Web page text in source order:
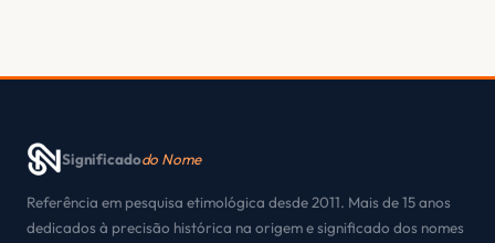
Significadodo Nome
Referência em pesquisa etimológica desde 2011. Mais de 15 anos
dedicados à precisão histórica na origem e significado dos nomes